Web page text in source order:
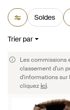
Soldes
Trier par
Les commissions
classement d'un
d'informations sur
cliquezici.